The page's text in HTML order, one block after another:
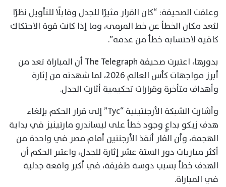
وعلقت الصحيفة: “كان القرار مثيرًا للجدل وقابلًا للتأويل نظرًا
لبُعد مكان الخطأ عن خط المرمى، وما إذا كانت قوة الاحتكاك
كافية لاحتسابه خطأ من عدمه”.
بدورها، اعتبرت صحيفة The Telegraph أن المباراة تعد من
أبرز مواجهات كأس العالم 2026، لما شهدته من إثارة
وأهداف متأخرة وقرارات تحكيمية أثارت الجدل.
وأشارت الشبكة الأرجنتينية “Tyc” إلى قرار الحكم بإلغاء
هدف زيكو بداعٍ وجود خطأ على ليساندرو مارتينيز في بداية
الهجمة، وأن الفار أنقذ الأرجنتين أمام مصر في واحدة من
أكثر مباريات دور الستة عشر إثارة للجدل، واعتبر الحكم أن
الهدف خطأ بسبب دوسة طفيفة، في أكبر واقعة جدلية
في المباراة.